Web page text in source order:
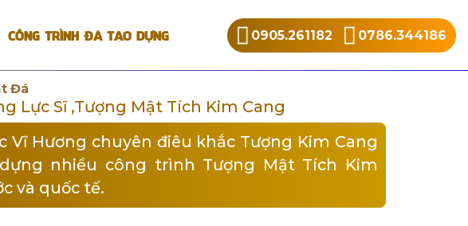
CÔNG TRÌNH ĐÃ TẠO DỰNG 0905.261182 0786.344186
Đá
Lực Sĩ ,Tượng Mật Tích Kim Cang
Vĩ Hương chuyên điêu khắc Tượng Kim Cang
nhiều công trình Tượng Mật Tích Kim
và quốc tế.